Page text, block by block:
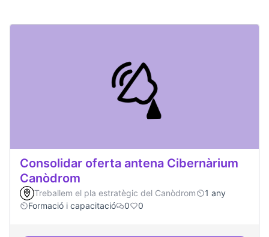
Consolidar oferta antena Cibernàrium
Canòdrom
Treballem el pla estratègic del Canòdrom
1 any
Formació i capacitació
0 0